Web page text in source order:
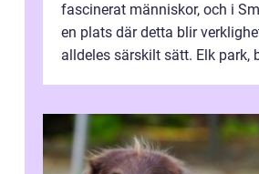
fascinerat människor, och i
en plats där detta blir
alldeles särskilt sätt. Elk park,